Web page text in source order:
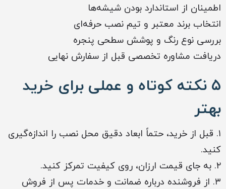
اطمینان از استاندارد بودن شیشه‌ها
انتخاب برند معتبر و تیم نصب حرفه‌ای
بررسی نوع رنگ و پوشش سطحی پنجره
دریافت مشاوره تخصصی قبل از سفارش نهایی
۵ نکته کوتاه و عملی برای خرید
بهتر
۱. قبل از خرید، حتماً ابعاد دقیق محل نصب را اندازه‌گیری
کنید.
۲. به جای قیمت ارزان، روی کیفیت تمرکز کنید.
۳. از فروشنده درباره ضمانت و خدمات پس از فروش